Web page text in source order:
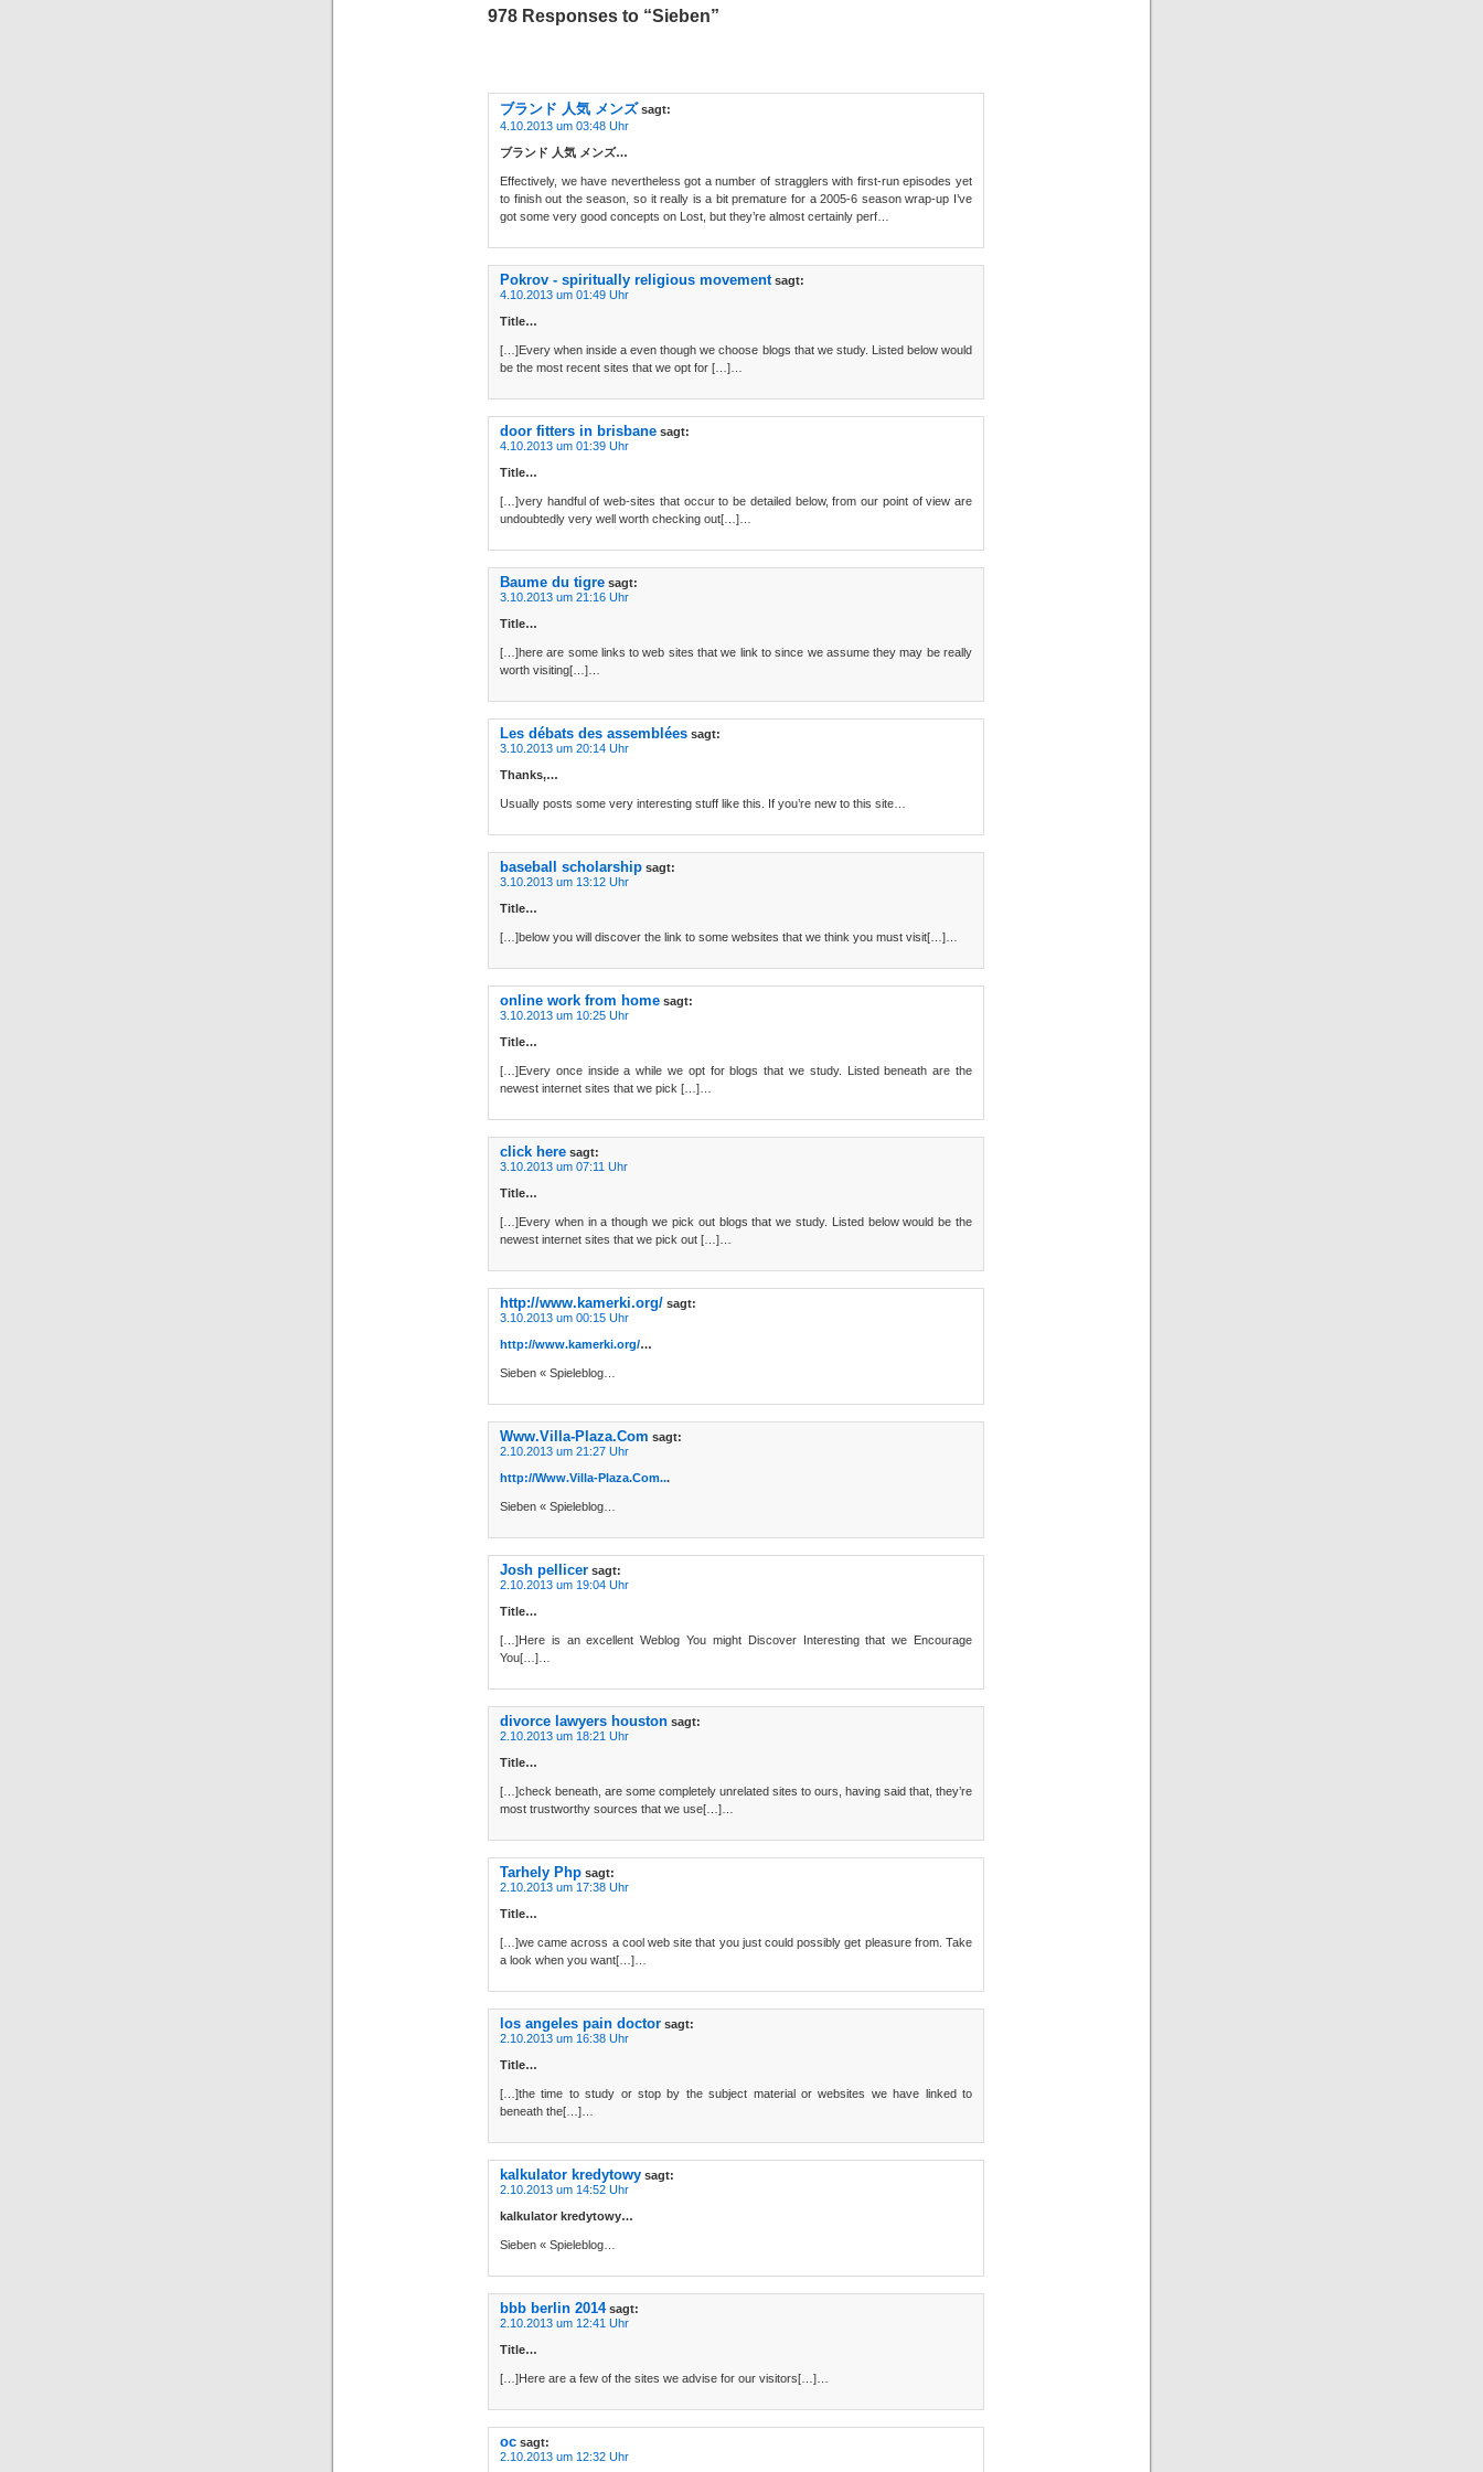
978 Responses to “Sieben”
ブランド 人気 メンズ sagt:
4.10.2013 um 03:48 Uhr
ブランド 人気 メンズ…
Effectively, we have nevertheless got a number of stragglers with first-run episodes yet
to finish out the season, so it really is a bit premature for a 2005-6 season wrap-up I’ve
got some very good concepts on Lost, but they’re almost certainly perf…
Pokrov - spiritually religious movement sagt:
4.10.2013 um 01:49 Uhr
Title…
[…]Every when inside a even though we choose blogs that we study. Listed below would
be the most recent sites that we opt for […]…
door fitters in brisbane sagt:
4.10.2013 um 01:39 Uhr
Title…
[…]very handful of web-sites that occur to be detailed below, from our point of view are
undoubtedly very well worth checking out[…]…
Baume du tigre sagt:
3.10.2013 um 21:16 Uhr
Title…
[…]here are some links to web sites that we link to since we assume they may be really
worth visiting[…]…
Les débats des assemblées sagt:
3.10.2013 um 20:14 Uhr
Thanks,…
Usually posts some very interesting stuff like this. If you’re new to this site…
baseball scholarship sagt:
3.10.2013 um 13:12 Uhr
Title…
[…]below you will discover the link to some websites that we think you must visit[…]…
online work from home sagt:
3.10.2013 um 10:25 Uhr
Title…
[…]Every once inside a while we opt for blogs that we study. Listed beneath are the
newest internet sites that we pick […]…
click here sagt:
3.10.2013 um 07:11 Uhr
Title…
[…]Every when in a though we pick out blogs that we study. Listed below would be the
newest internet sites that we pick out […]…
http://www.kamerki.org/ sagt:
3.10.2013 um 00:15 Uhr
http://www.kamerki.org/…
Sieben « Spieleblog…
Www.Villa-Plaza.Com sagt:
2.10.2013 um 21:27 Uhr
http://Www.Villa-Plaza.Com...
Sieben « Spieleblog…
Josh pellicer sagt:
2.10.2013 um 19:04 Uhr
Title…
[…]Here is an excellent Weblog You might Discover Interesting that we Encourage
You[…]…
divorce lawyers houston sagt:
2.10.2013 um 18:21 Uhr
Title…
[…]check beneath, are some completely unrelated sites to ours, having said that, they’re
most trustworthy sources that we use[…]…
Tarhely Php sagt:
2.10.2013 um 17:38 Uhr
Title…
[…]we came across a cool web site that you just could possibly get pleasure from. Take
a look when you want[…]…
los angeles pain doctor sagt:
2.10.2013 um 16:38 Uhr
Title…
[…]the time to study or stop by the subject material or websites we have linked to
beneath the[…]…
kalkulator kredytowy sagt:
2.10.2013 um 14:52 Uhr
kalkulator kredytowy…
Sieben « Spieleblog…
bbb berlin 2014 sagt:
2.10.2013 um 12:41 Uhr
Title…
[…]Here are a few of the sites we advise for our visitors[…]…
oc sagt:
2.10.2013 um 12:32 Uhr